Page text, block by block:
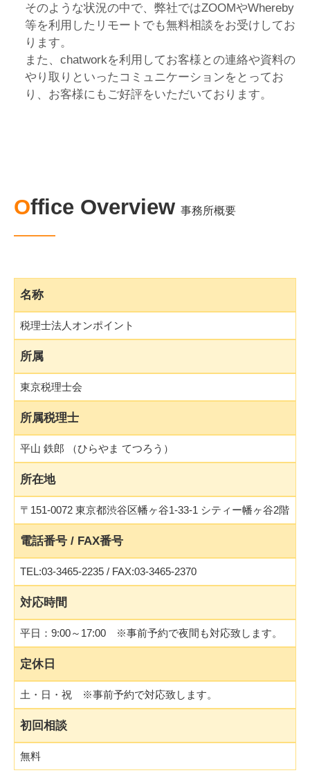
そのような状況の中で、弊社ではZOOMやWhereby
等を利用したリモートでも無料相談をお受けしてお
ります。
また、chatworkを利用してお客様との連絡や資料の
やり取りといったコミュニケーションをとってお
り、お客様にもご好評をいただいております。
Office Overview 事務所概要
名称
税理士法人オンポイント
所属
東京税理士会
所属税理士
平山 鉄郎 （ひらやま てつろう）
所在地
〒151-0072 東京都渋谷区幡ヶ谷1-33-1 シティー幡ヶ谷2階
電話番号 / FAX番号
TEL:03-3465-2235 / FAX:03-3465-2370
対応時間
平日：9:00～17:00 ※事前予約で夜間も対応致します。
定休日
土・日・祝 ※事前予約で対応致します。
初回相談
無料